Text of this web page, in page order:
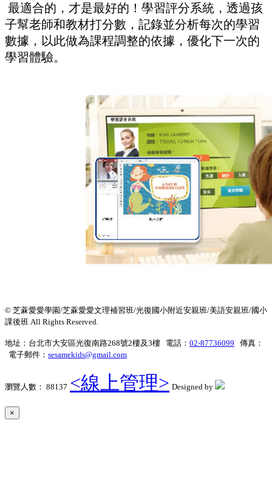
最適合的，才是最好的！學習評分系統，透過孩
子幫老師和教材打分數，記錄並分析每次的學習
數據，以此做為課程調整的依據，優化下一次的
學習體驗。
© 芝蔴愛愛學園/芝蔴愛愛文理補習班/光復國小附近安親班/美語安親班/國小
課後班 All Rights Reserved.
地址：台北市大安區光復南路268號2樓及3樓 電話： 02-87736099 傳真：
電子郵件： sesamekids@gmail.com
瀏覽人數： 88137 <線上管理> Designed by
×